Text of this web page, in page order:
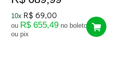
10x R$ 69,00
ou R$ 655,49 no boleto
ou pix